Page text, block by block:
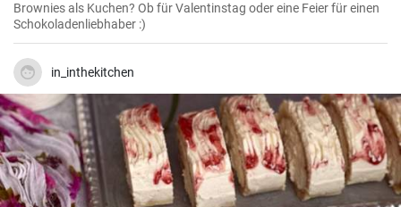
Brownies als Kuchen? Ob für Valentinstag oder eine Feier für einen
Schokoladenliebhaber :)
in_inthekitchen